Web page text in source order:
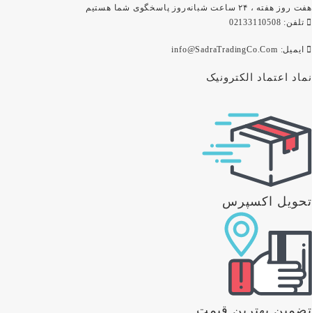
هفت روز هفته ، ۲۴ ساعت شبانه‌روز پاسخگوی شما هستیم
تلفن: 02133110508
ایمیل: info@SadraTradingCo.Com
نماد اعتماد الکترونیک
تحویل اکسپرس